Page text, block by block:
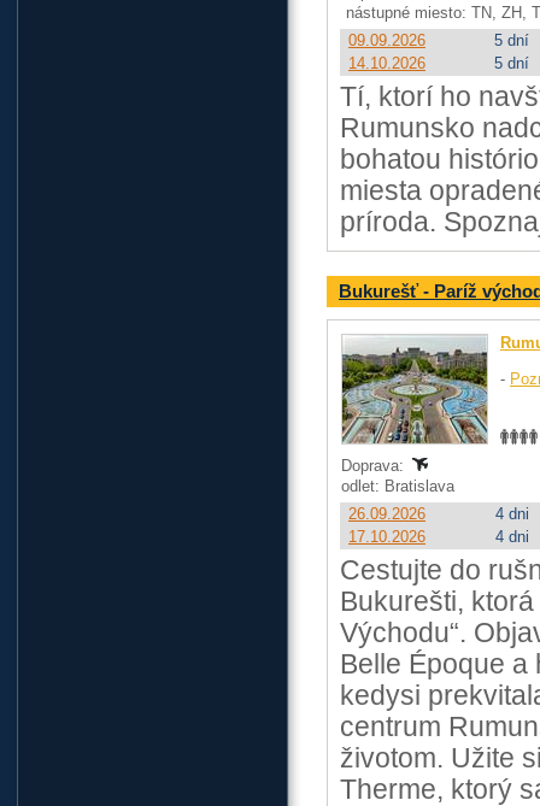
nástupné miesto: TN, ZH,
09.09.2026
5 dní
14.10.2026
5 dní
Tí, ktorí ho
Rumunsko
bohatou
miesta
príroda.
Bukurešť - Paríž
-
Doprava:
odlet: Bratislava
26.09.2026
4 dni
17.10.2026
4 dni
Cestujte do
Bukurešti,
Východu“.
Belle Époque
kedysi
centrum
životom. Užite
Therme, ktorý